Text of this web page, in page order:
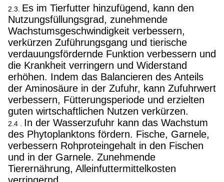
2.3. Es im Tierfutter hinzufügend, kann den
Nutzungsfüllungsgrad, zunehmende
Wachstumsgeschwindigkeit verbessern,
verkürzen Zuführungsgang und tierische
verdauungsfördernde Funktion verbessern und
die Krankheit verringern und Widerstand
erhöhen. Indem das Balancieren des Anteils
der Aminosäure in der Zufuhr, kann Zufuhrwert
verbessern, Fütterungsperiode und erzielten
guten wirtschaftlichen Nutzen verkürzen.
2.4 . In der Wasserzufuhr kann das Wachstum
des Phytoplanktons fördern. Fische, Garnele,
verbessern Rohproteingehalt in den Fischen
und in der Garnele. Zunehmende
Tierernährung, Alleinfuttermittelkosten